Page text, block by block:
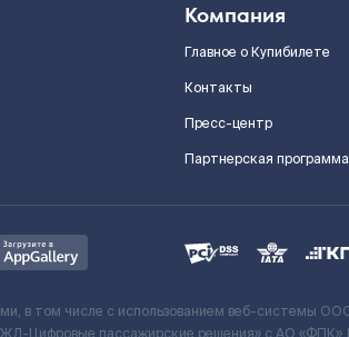
Компания
Главное о Купибилете
Контакты
Пресс-центр
Партнерская программа
в том числе с использованием веб-системы